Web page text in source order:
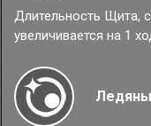
Длительность Щита,
увеличивается на 1